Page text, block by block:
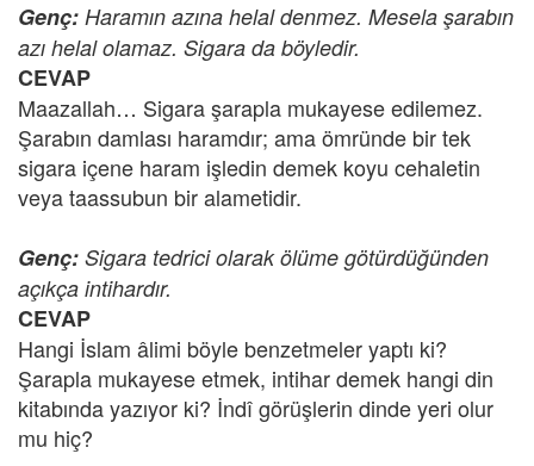
Genç: Haramın azına helal denmez. Mesela şarabın
azı helal olamaz. Sigara da böyledir.
CEVAP
Maazallah… Sigara şarapla mukayese edilemez.
Şarabın damlası haramdır; ama ömründe bir tek
sigara içene haram işledin demek koyu cehaletin
veya taassubun bir alametidir.
Genç: Sigara tedrici olarak ölüme götürdüğünden
açıkça intihardır.
CEVAP
Hangi İslam âlimi böyle benzetmeler yaptı ki?
Şarapla mukayese etmek, intihar demek hangi din
kitabında yazıyor ki? İndî görüşlerin dinde yeri olur
mu hiç?